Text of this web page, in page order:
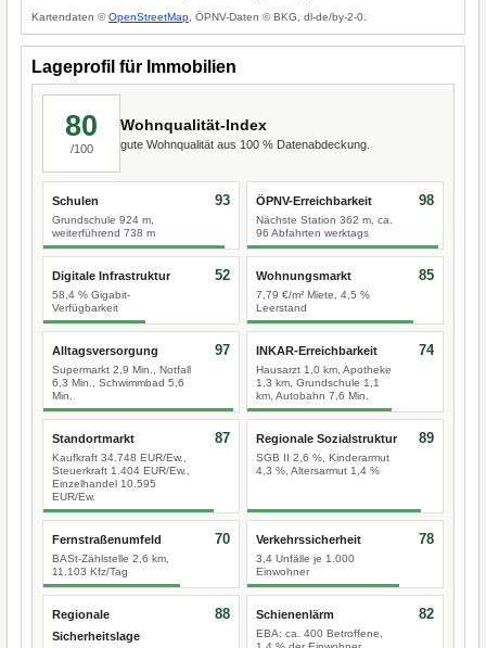
Kartendaten ©OpenStreetMap , ÖPNV-Daten © BKG, dl-de/by-2-0.
Lageprofil für Immobilien
80
/100
Wohnqualität-Index
gute Wohnqualität aus 100 % Datenabdeckung.
Schulen
Grundschule 924 m,
weiterführend 738 m
93 ÖPNV-Erreichbarkeit
Nächste Station 362 m, ca.
96 Abfahrten werktags
98
Digitale Infrastruktur
58,4 % Gigabit-
Verfügbarkeit
52 Wohnungsmarkt
7,79 €/m² Miete, 4,5 %
Leerstand
85
Alltagsversorgung
Supermarkt 2,9 Min., Notfall
6,3 Min., Schwimmbad 5,6
Min.
97 INKAR-Erreichbarkeit
Hausarzt 1,0 km, Apotheke
1,3 km, Grundschule 1,1
km, Autobahn 7,6 Min.
74
Standortmarkt
Kaufkraft 34.748 EUR/Ew.,
Steuerkraft 1.404 EUR/Ew.,
Einzelhandel 10.595
EUR/Ew.
87 Regionale Sozialstruktur
SGB II 2,6 %, Kinderarmut
4,3 %, Altersarmut 1,4 %
89
Fernstraßenumfeld
BASt-Zählstelle 2,6 km,
11.103 Kfz/Tag
70 Verkehrssicherheit
3,4 Unfälle je 1.000
Einwohner
78
Regionale
Sicherheitslage
88 Schienenlärm
EBA: ca. 400 Betroffene,
82